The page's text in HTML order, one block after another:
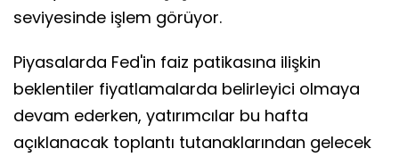
seviyesinde işlem görüyor.
Piyasalarda Fed'in faiz patikasına ilişkin
beklentiler fiyatlamalarda belirleyici olmaya
devam ederken, yatırımcılar bu hafta
açıklanacak toplantı tutanaklarından gelecek